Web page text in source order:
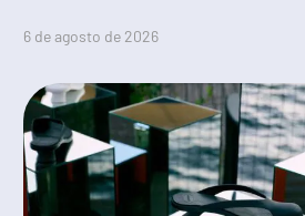
6 de agosto de 2026